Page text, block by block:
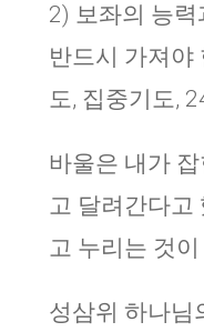
2) 보좌의 능
반드시 가져야
도, 집중기도,
바울은 내가
고 달려간다고
고 누리는 것
성삼위 하나님